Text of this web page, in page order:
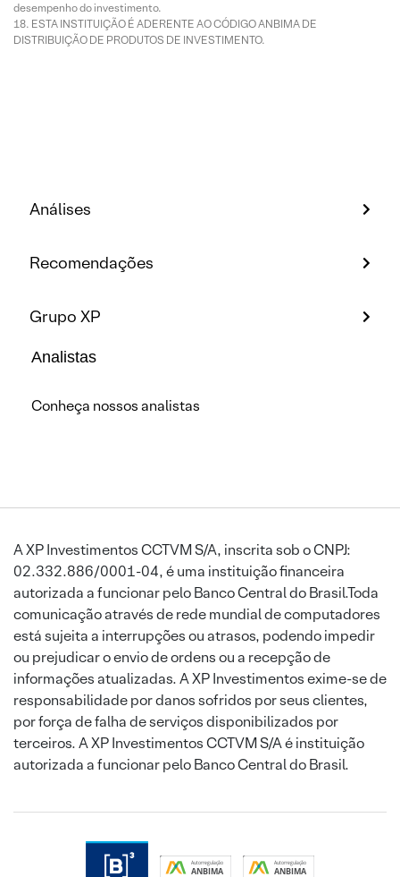
desempenho do investimento.
ESTA INSTITUIÇÃO É ADERENTE AO CÓDIGO ANBIMA DE
DISTRIBUIÇÃO DE PRODUTOS DE INVESTIMENTO.
Análises
Recomendações
Grupo XP
Analistas
Conheça nossos analistas
A XP Investimentos CCTVM S/A, inscrita sob o CNPJ:
02.332.886/0001-04, é uma instituição financeira
autorizada a funcionar pelo Banco Central do Brasil.Toda
comunicação através de rede mundial de computadores
está sujeita a interrupções ou atrasos, podendo impedir
ou prejudicar o envio de ordens ou a recepção de
informações atualizadas. A XP Investimentos exime-se de
responsabilidade por danos sofridos por seus clientes,
por força de falha de serviços disponibilizados por
terceiros. A XP Investimentos CCTVM S/A é instituição
autorizada a funcionar pelo Banco Central do Brasil.